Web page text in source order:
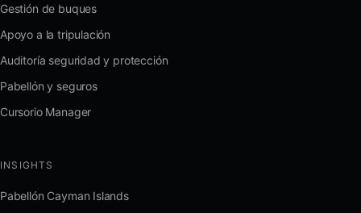
Gestión de buques
Apoyo a la tripulación
Auditoría seguridad y protección
Pabellón y seguros
Cursorio Manager
INSIGHTS
Pabellón Cayman Islands